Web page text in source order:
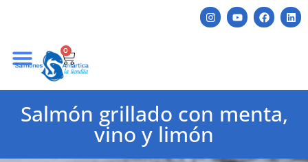
0
Salmón grillado con menta,
vino y limón